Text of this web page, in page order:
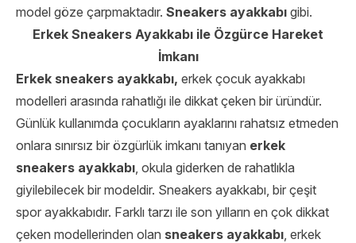
model göze çarpmaktadır. Sneakers ayakkabı gibi.
Erkek Sneakers Ayakkabı ile Özgürce Hareket
İmkanı
Erkek sneakers ayakkabı, erkek çocuk ayakkabı
modelleri arasında rahatlığı ile dikkat çeken bir üründür.
Günlük kullanımda çocukların ayaklarını rahatsız etmeden
onlara sınırsız bir özgürlük imkanı tanıyan erkek
sneakers ayakkabı, okula giderken de rahatlıkla
giyilebilecek bir modeldir. Sneakers ayakkabı, bir çeşit
spor ayakkabıdır. Farklı tarzı ile son yılların en çok dikkat
çeken modellerinden olan sneakers ayakkabı, erkek